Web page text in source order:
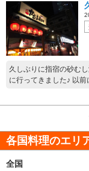
久しぶりに指宿の砂む
に行ってきました♪ 以前
各国料理のエリ
全国